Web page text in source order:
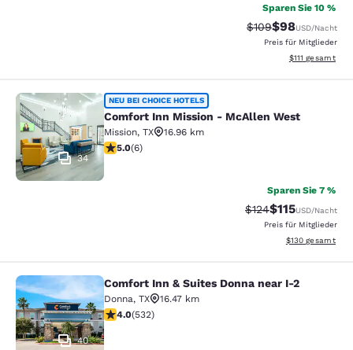
Sparen Sie 10 %
Durchgestrichener
$109Vergünstigter
$98USD/Nacht
Preis für Mitglieder
Geschätzte
$111 gesamt
Comfort Inn Mission - McAllen
34
NEU BEI CHOICE HOTELS
Comfort Inn Mission - McAllen West
Mission, TX
16.96 km
5-Sterne-Bewertung. Außergewöhnlich. 6
5.0(6)
Sparen Sie 7 %
Durchgestrichener
$124Vergünstigter
$115USD/Nacht
Preis für Mitglieder
Geschätzte
$130 gesamt
Comfort Inn & Suites Donna near I-2
40
Comfort Inn & Suites Donna near I-2
Donna, TX
16.47 km
3.99-Sterne-Bewertung. Gut. 532 Bewertungen
4.0(532)